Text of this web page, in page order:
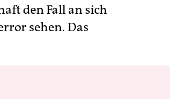
den Fall an sich
sehen. Das